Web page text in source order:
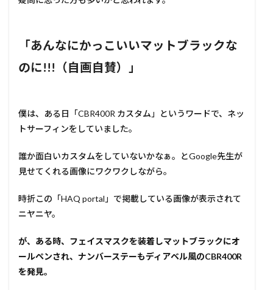
「あんなにかっこいいマットブラックな
のに!!!（自画自賛）」
僕は、ある日「CBR400R カスタム」というワードで、ネッ
トサーフィンをしていました。
誰か面白いカスタムをしていないかなぁ。とGoogle先生が
見せてくれる画像にワクワクしながら。
時折この「HAQ portal」で掲載している画像が表示されて
ニヤニヤ。
が、ある時、フェイスマスクを装着しマットブラックにオ
ールペンされ、ナンバーステーもディアベル風のCBR400R
を発見。